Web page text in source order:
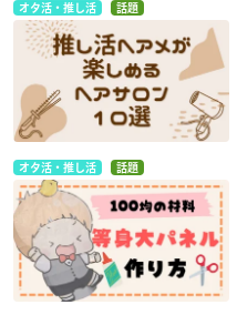
オタ活・推し活 話題
オタ活・推し活 話題